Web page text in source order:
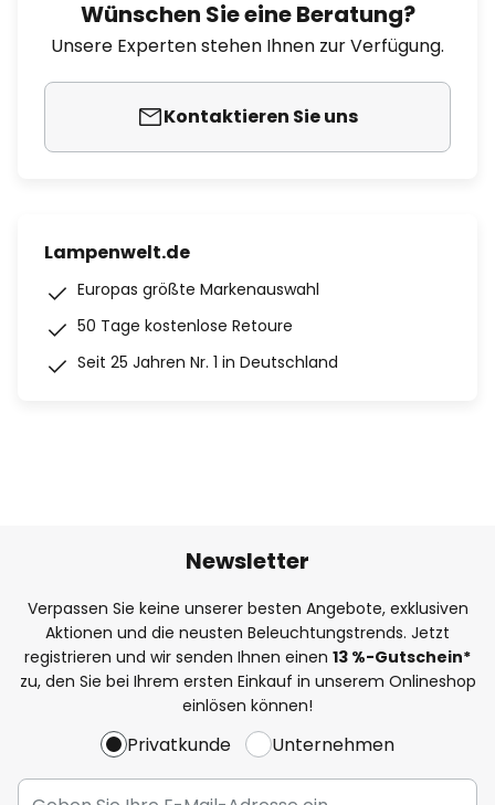
Wünschen Sie eine Beratung?
Unsere Experten stehen Ihnen zur Verfügung.
Kontaktieren Sie uns
Lampenwelt.de
Europas größte Markenauswahl
50 Tage kostenlose Retoure
Seit 25 Jahren Nr. 1 in Deutschland
Newsletter
Verpassen Sie keine unserer besten Angebote, exklusiven
Aktionen und die neusten Beleuchtungstrends. Jetzt
registrieren und wir senden Ihnen einen 13 %-Gutschein*
zu, den Sie bei Ihrem ersten Einkauf in unserem Onlineshop
einlösen können!
Privatkunde Unternehmen